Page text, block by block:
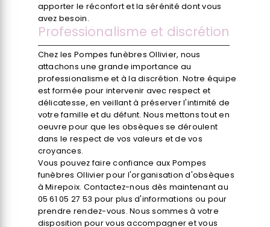
apporter le réconfort et la sérénité dont vous
avez besoin.
Professionalisme et discrétion
Chez les Pompes funèbres Ollivier, nous
attachons une grande importance au
professionalisme et à la discrétion. Notre équipe
est formée pour intervenir avec respect et
délicatesse, en veillant à préserver l'intimité de
votre famille et du défunt. Nous mettons tout en
oeuvre pour que les obsèques se déroulent
dans le respect de vos valeurs et de vos
croyances.
Vous pouvez faire confiance aux Pompes
funèbres Ollivier pour l'organisation d'obsèques
à Mirepoix. Contactez-nous dès maintenant au
05 61 05 27 53 pour plus d'informations ou pour
prendre rendez-vous. Nous sommes à votre
disposition pour vous accompagner et vous